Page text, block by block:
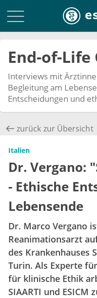
End-of-Life
Interviews mit
Begleitung am
Entscheidungen und
zurück zur Übersicht
Italien
Dr. Vergano:
- Ethische
Lebensende
Dr. Marco Vergano
Reanimationsarzt
des Krankenhauses
Turin. Als Experte
für klinische Ethik
SIAARTI und